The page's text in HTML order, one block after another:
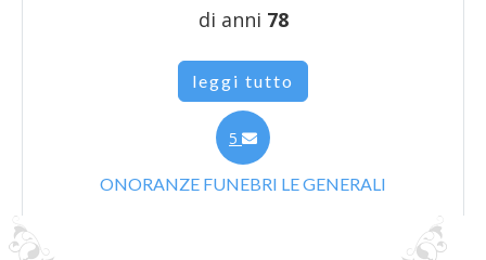
di anni 78
leggi tutto
5
ONORANZE FUNEBRI LE GENERALI